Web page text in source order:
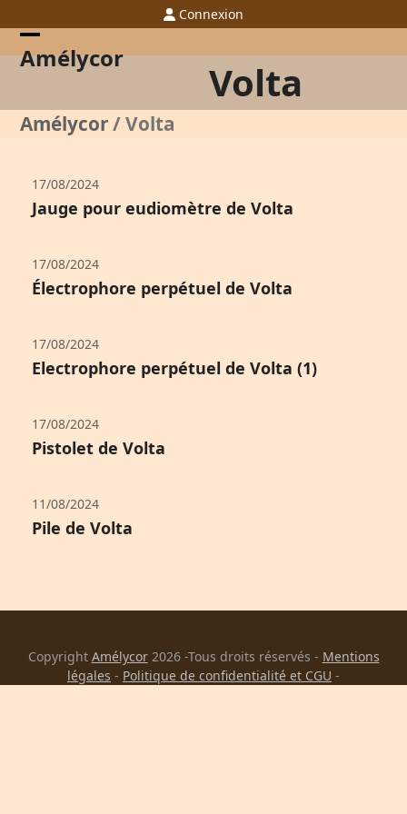
to
content
Connexion
Amélycor
Open
menu
Close
menu
Volta
Amélycor/Volta
17/08/2024
Jauge pour eudiomètre de Volta
17/08/2024
Électrophore perpétuel de Volta
17/08/2024
Electrophore perpétuel de Volta (1)
17/08/2024
Pistolet de Volta
11/08/2024
Pile de Volta
Copyright Amélycor2026 -Tous droits réservés - Mentions
légales - Politique de confidentialité et CGU -